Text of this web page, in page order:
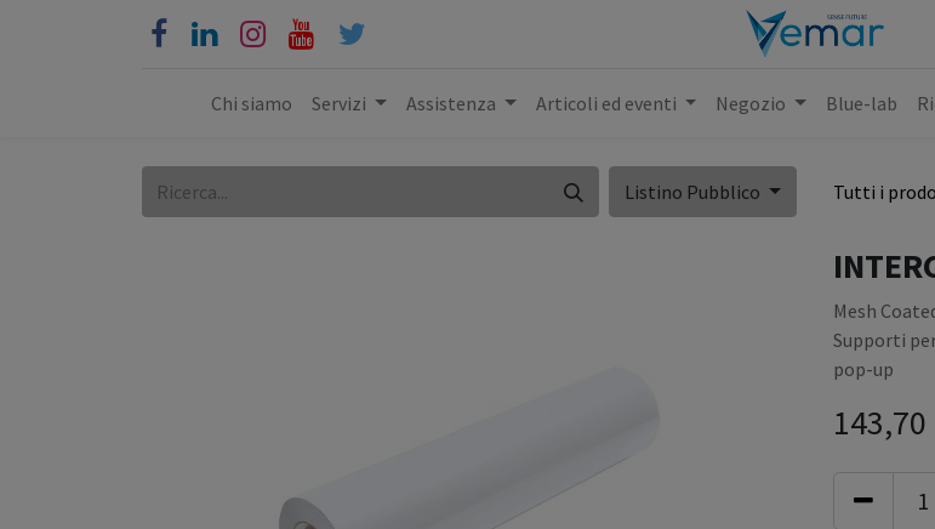
Chi siamo Servizi Assistenza Articoli ed eventi Negozio Blue-lab
Listino Pubblico Tutti i
Mesh
Supporti
pop-up
143,70